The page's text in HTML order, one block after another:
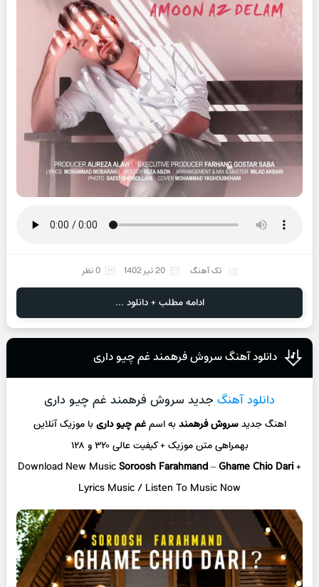
تک آهنگ 20 تیر 1402 0 نظر
ادامه مطلب + دانلود ...
دانلود آهنگ سروش فرهمند غم چیو داری
دانلود آهنگ جدید سروش فرهمند غم چیو داری
اهنگ جدیدسروش فرهمندبه اسمغم چیو داریبا موزیک آنلاین
بهمراهی متن موزیک + کیفیت عالی ۳۲۰ و ۱۲۸
Download New MusicSoroosh Farahmand– Ghame Chio Dari+
Lyrics Music / Listen To Music Now